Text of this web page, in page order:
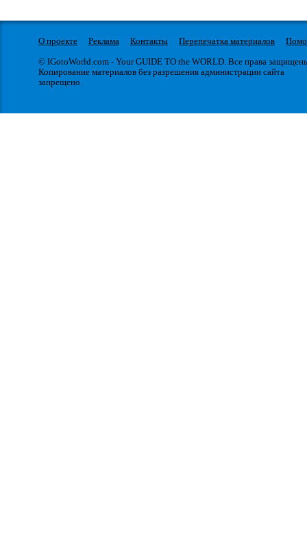
О проекте Реклама Контакты Перепечатка материалов
© IGotoWorld.com - Your GUIDE TO the WORLD. Все права
Копирование материалов без разрешения администрации сайта
запрещено.